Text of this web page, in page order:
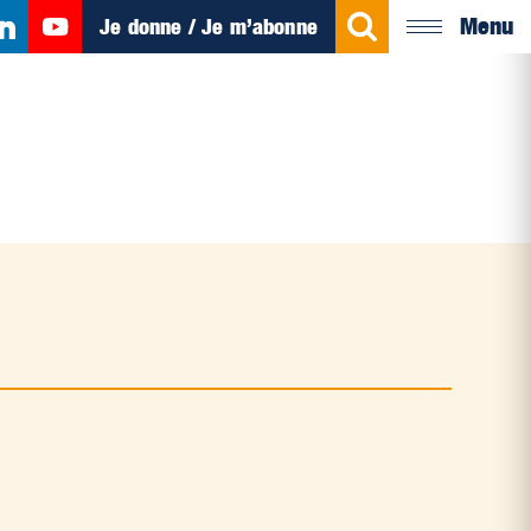
Je donne / Je m’abonne Menu